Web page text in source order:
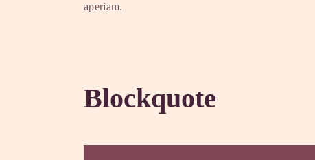
aperiam.
Blockquote